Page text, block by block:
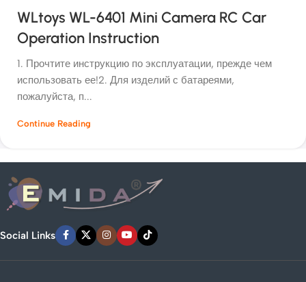
WLtoys WL-6401 Mini Camera RC Car
Operation Instruction
1. Прочтите инструкцию по эксплуатации, прежде чем
использовать ее!2. Для изделий с батареями,
пожалуйста, п...
Continue Reading
Social Links